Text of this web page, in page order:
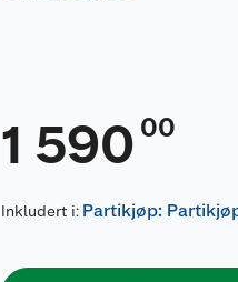
1 590 00
Inkludert i: Partikjøp: